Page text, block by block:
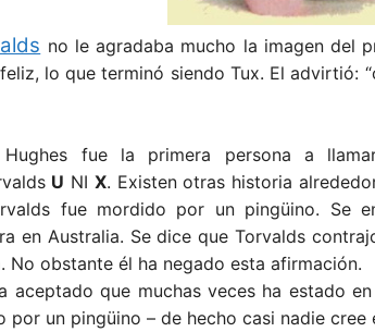
no le agradaba mucho la imagen del
lo que terminó siendo Tux. El advirtió:
Hughes fue la primera persona a
U NI X. Existen otras historia
fue mordido por un pingüino. Se
en Australia. Se dice que Torvalds
No obstante él ha negado esta afirmación.
aceptado que muchas veces ha estado
por un pingüino – de hecho casi nadie cree